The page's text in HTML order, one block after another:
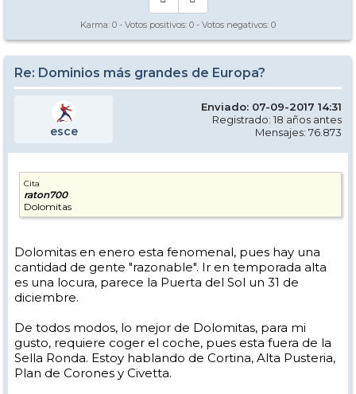
Karma: 0 - Votos positivos: 0 - Votos negativos: 0
Re: Dominios más grandes de Europa?
esce
Enviado: 07-09-2017 14:31
Registrado: 18 años antes
Mensajes: 76.873
Cita
raton700
Dolomitas
Dolomitas en enero esta fenomenal, pues hay una
cantidad de gente "razonable". Ir en temporada alta
es una locura, parece la Puerta del Sol un 31 de
diciembre.
De todos modos, lo mejor de Dolomitas, para mi
gusto, requiere coger el coche, pues esta fuera de la
Sella Ronda. Estoy hablando de Cortina, Alta Pusteria,
Plan de Corones y Civetta.